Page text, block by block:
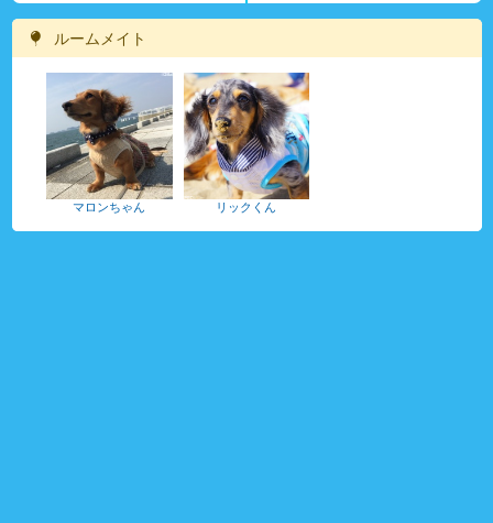
ルームメイト
マロンちゃん リックくん